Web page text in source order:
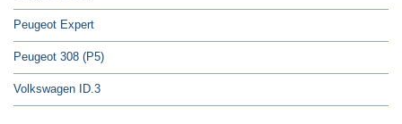
Peugeot Expert
Peugeot 308 (P5)
Volkswagen ID.3